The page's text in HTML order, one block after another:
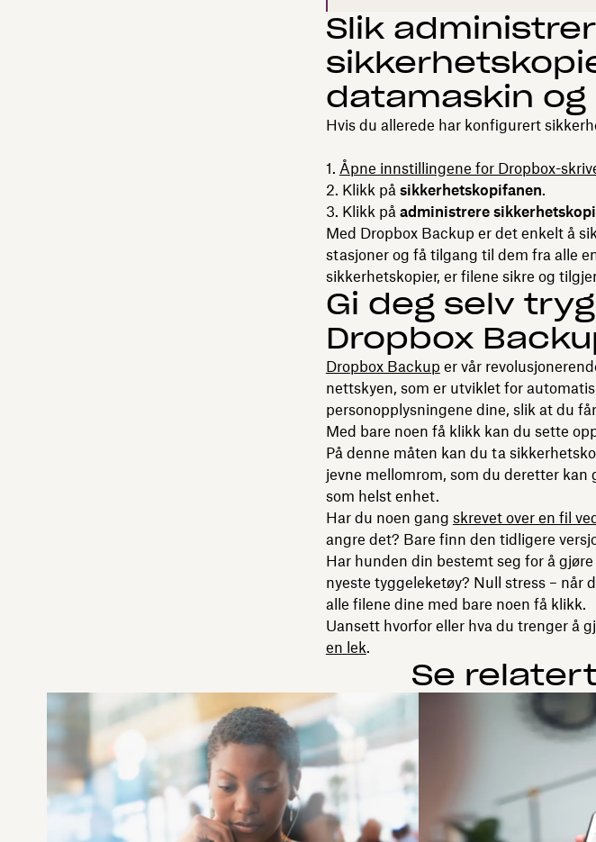
Slik
datamaskin
Hvis du allerede har konfigurert
Åpne innstillingene for Dropbox-
Klikk på sikkerhetskopifanen.
Klikk på administrere
Med Dropbox Backup er det enkelt å
stasjoner og få tilgang til dem fra alle
sikkerhetskopier, er filene sikre og
Gi deg selv
Dropbox
Dropbox Backup er vår
nettskyen, som er utviklet for
personopplysningene dine, slik at du
Med bare noen få klikk kan du sette
På denne måten kan du ta
jevne mellomrom, som du deretter
som helst enhet.
Har du noen gang skrevet over en fil
angre det? Bare finn den tidligere
Har hunden din bestemt seg for å
nyeste tyggeleketøy? Null stress – når
alle filene dine med bare noen få klikk.
Uansett hvorfor eller hva du trenger å
en lek.
Se